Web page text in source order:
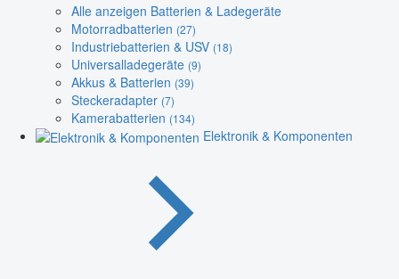
Alle anzeigen Batterien & Ladegeräte
Motorradbatterien (27)
Industriebatterien & USV (18)
Universalladegeräte (9)
Akkus & Batterien (39)
Steckeradapter (7)
Kamerabatterien (134)
Elektronik & Komponenten